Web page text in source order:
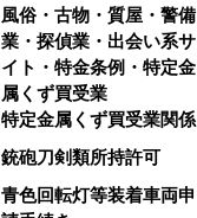
風俗・古物・質屋・警備
業・探偵業・出会い系サ
イト・特金条例・特定金
属くず買受業
特定金属くず買受業関係
銃砲刀剣類所持許可
青色回転灯等装着車両申